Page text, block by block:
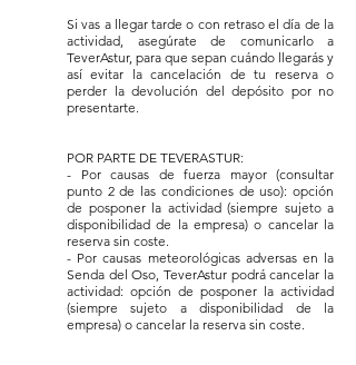
Si vas a llegar tarde o con retraso el día de la
actividad, asegúrate de comunicarlo a
TeverAstur, para que sepan cuándo llegarás y
así evitar la cancelación de tu reserva o
perder la devolución del depósito por no
presentarte.
POR PARTE DE TEVERASTUR:
- Por causas de fuerza mayor (consultar
punto 2 de las condiciones de uso): opción
de posponer la actividad (siempre sujeto a
disponibilidad de la empresa) o cancelar la
reserva sin coste.
- Por causas meteorológicas adversas en la
Senda del Oso, TeverAstur podrá cancelar la
actividad: opción de posponer la actividad
(siempre sujeto a disponibilidad de la
empresa) o cancelar la reserva sin coste.